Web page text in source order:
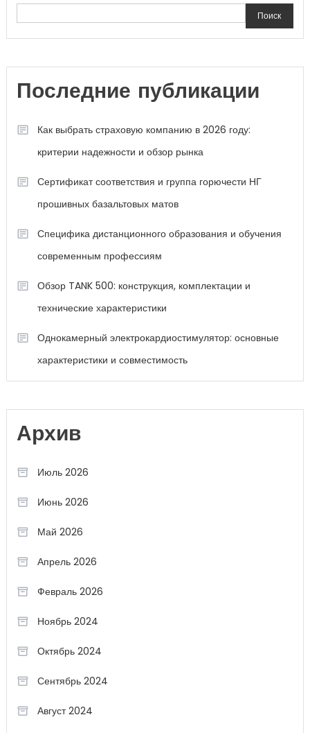
Поиск
Последние публикации
Как выбрать страховую компанию в 2026 году:
критерии надежности и обзор рынка
Сертификат соответствия и группа горючести НГ
прошивных базальтовых матов
Специфика дистанционного образования и обучения
современным профессиям
Обзор TANK 500: конструкция, комплектации и
технические характеристики
Однокамерный электрокардиостимулятор: основные
характеристики и совместимость
Архив
Июль 2026
Июнь 2026
Май 2026
Апрель 2026
Февраль 2026
Ноябрь 2024
Октябрь 2024
Сентябрь 2024
Август 2024